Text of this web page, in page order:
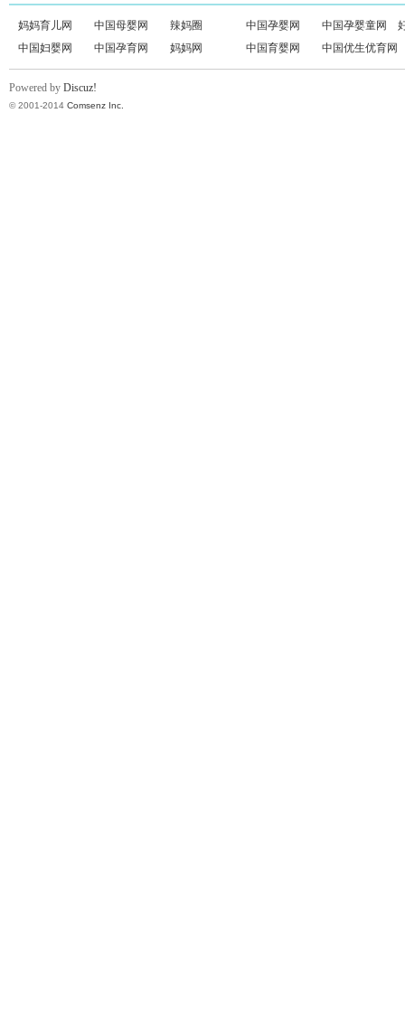
妈妈育儿网 中国母婴网 辣妈圈 中国孕婴网 中国孕婴童网
中国妇婴网
中国孕育网 妈妈网 中国育婴网 中国优生优育网
Powered by Discuz!
© 2001-2014 Comsenz Inc.